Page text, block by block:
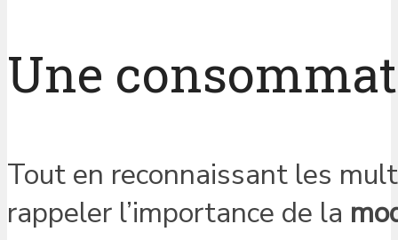
Une
Tout en reconnaissant les
rappeler l’importance de la